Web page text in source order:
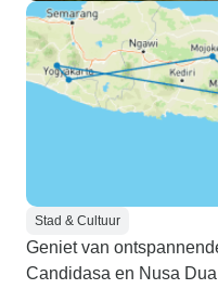
Stad & Cultuur
Geniet van
Candidasa en Nusa